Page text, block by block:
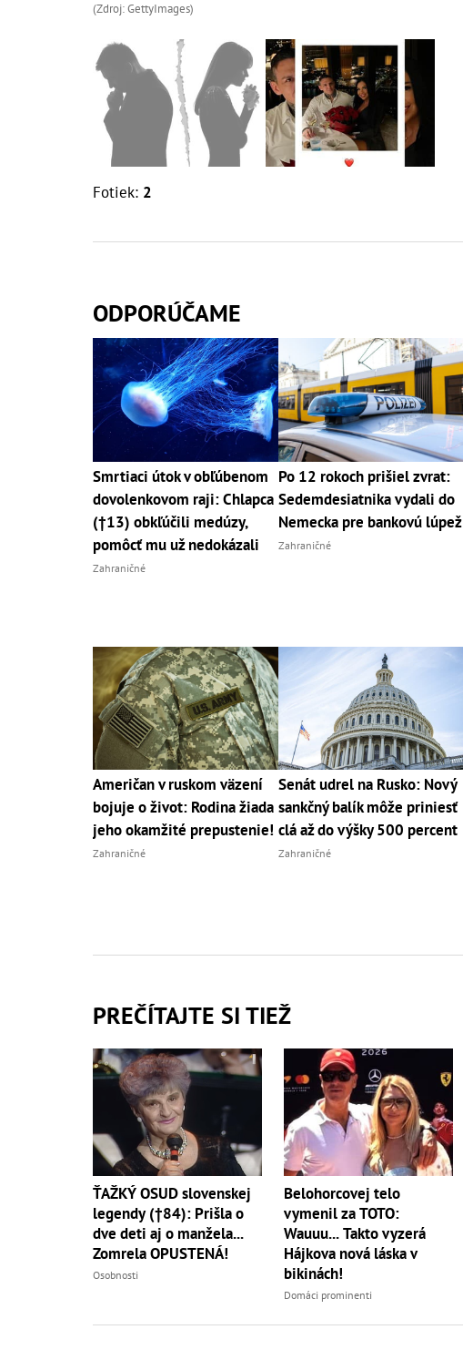
(Zdroj: GettyImages)
Fotiek: 2
ODPORÚČAME
Smrtiaci útok v obľúbenom
dovolenkovom raji: Chlapca
(†13) obkľúčili medúzy,
pomôcť mu už nedokázali
Zahraničné
Po 12 rokoch prišiel zvrat:
Sedemdesiatnika vydali do
Nemecka pre bankovú lúpež
Zahraničné
Američan v ruskom väzení
bojuje o život: Rodina žiada
jeho okamžité prepustenie!
Zahraničné
Senát udrel na Rusko: Nový
sankčný balík môže priniesť
clá až do výšky 500 percent
Zahraničné
PREČÍTAJTE SI TIEŽ
ŤAŽKÝ OSUD slovenskej
legendy (†84): Prišla o
dve deti aj o manžela...
Zomrela OPUSTENÁ!
Osobnosti
Belohorcovej telo
vymenil za TOTO:
Wauuu... Takto vyzerá
Hájkova nová láska v
bikinách!
Domáci prominenti